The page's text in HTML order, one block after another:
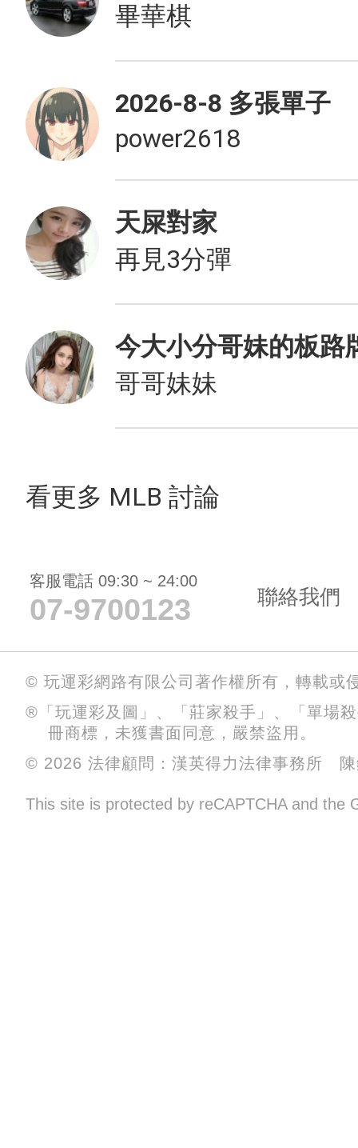
畢華棋
2026-8-8 多張單子
power2618
天屎對家
再見3分彈
哥哥妹妹
看更多 MLB 討論
客服電話 09:30 ~ 24:00
07-9700123 聯絡我們
© 玩運彩網路有限公司著作權所有，轉載或
®「玩運彩及圖」、「莊家殺手」、「單場
冊商標，未獲書面同意，嚴禁盜用。
© 2026 法律顧問：漢英得力法律事務所 陳
This site is protected by reCAPTCHA and the